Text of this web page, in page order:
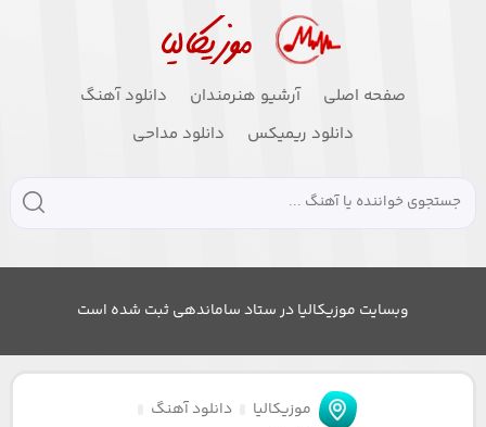
صفحه اصلی آرشیو هنرمندان
دانلود آهنگ
دانلود ریمیکس
دانلود مداحی
وبسایت موزیکالیا در ستاد ساماندهی ثبت شده است
موزیکالیا
دانلود آهنگ